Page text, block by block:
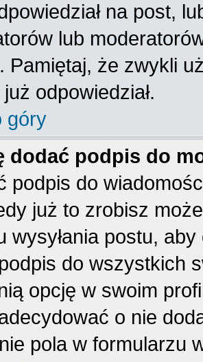
na post,
lub
Pamiętaj, że zwykli
odpowiedział.
góry
dodać podpis do
podpis do
już to zrobisz
wysyłania postu,
do wszystkich
opcję w swoim
o nie
pola w formularzu